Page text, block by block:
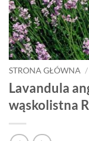
STRONA GŁÓWNA /
Lavandula
wąskolistna